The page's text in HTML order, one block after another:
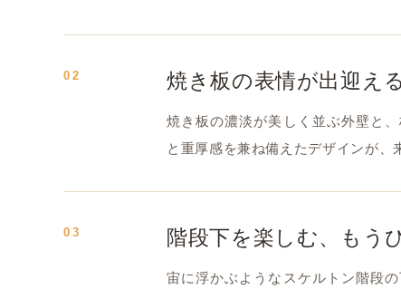
02 焼き板の表情が出迎え
焼き板の濃淡が美しく並ぶ外壁と
と重厚感を兼ね備えたデザインが、
03 階段下を楽しむ、もう
宙に浮かぶようなスケルトン階段